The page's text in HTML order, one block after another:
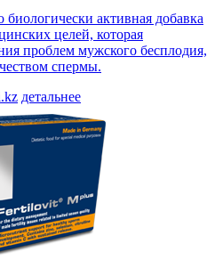
активная добавка
целей, которая
проблем мужского бесплодия,
спермы.
детальнее